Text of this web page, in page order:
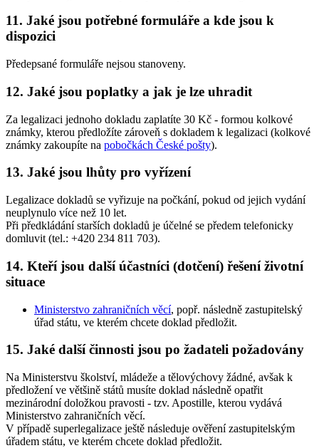
11. Jaké jsou potřebné formuláře a kde jsou k
dispozici
Předepsané formuláře nejsou stanoveny.
12. Jaké jsou poplatky a jak je lze uhradit
Za legalizaci jednoho dokladu zaplatíte 30 Kč - formou kolkové
známky, kterou předložíte zároveň s dokladem k legalizaci (kolkové
známky zakoupíte na pobočkách České pošty).
13. Jaké jsou lhůty pro vyřízení
Legalizace dokladů se vyřizuje na počkání, pokud od jejich vydání
neuplynulo více než 10 let.
Při předkládání starších dokladů je účelné se předem telefonicky
domluvit (tel.: +420 234 811 703).
14. Kteří jsou další účastníci (dotčení) řešení životní
situace
Ministerstvo zahraničních věcí, popř. následně zastupitelský
úřad státu, ve kterém chcete doklad předložit.
15. Jaké další činnosti jsou po žadateli požadovány
Na Ministerstvu školství, mládeže a tělovýchovy žádné, avšak k
předložení ve většině států musíte doklad následně opatřit
mezinárodní doložkou pravosti - tzv. Apostille, kterou vydává
Ministerstvo zahraničních věcí.
V případě superlegalizace ještě následuje ověření zastupitelským
úřadem státu, ve kterém chcete doklad předložit.